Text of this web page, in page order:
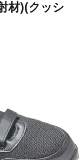
材)(クッシ